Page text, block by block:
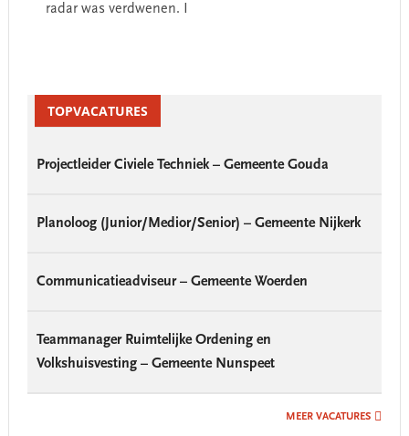
radar was verdwenen. I
SidebarTOPVACATURES
Projectleider Civiele Techniek – Gemeente Gouda
Planoloog (Junior/Medior/Senior) – Gemeente Nijkerk
Communicatieadviseur – Gemeente Woerden
Teammanager Ruimtelijke Ordening en
Volkshuisvesting – Gemeente Nunspeet
MEER VACATURES